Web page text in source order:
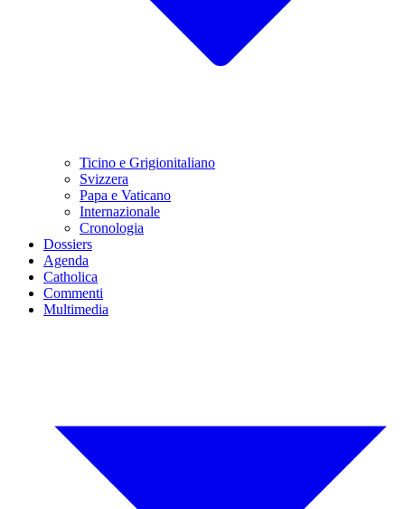
Ticino e Grigionitaliano
Svizzera
Papa e Vaticano
Internazionale
Cronologia
Dossiers
Agenda
Catholica
Commenti
Multimedia